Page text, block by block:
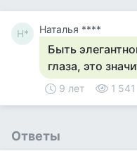
Н* Наталья ****
Быть
глаза, это
9 лет 1 541
Ответы